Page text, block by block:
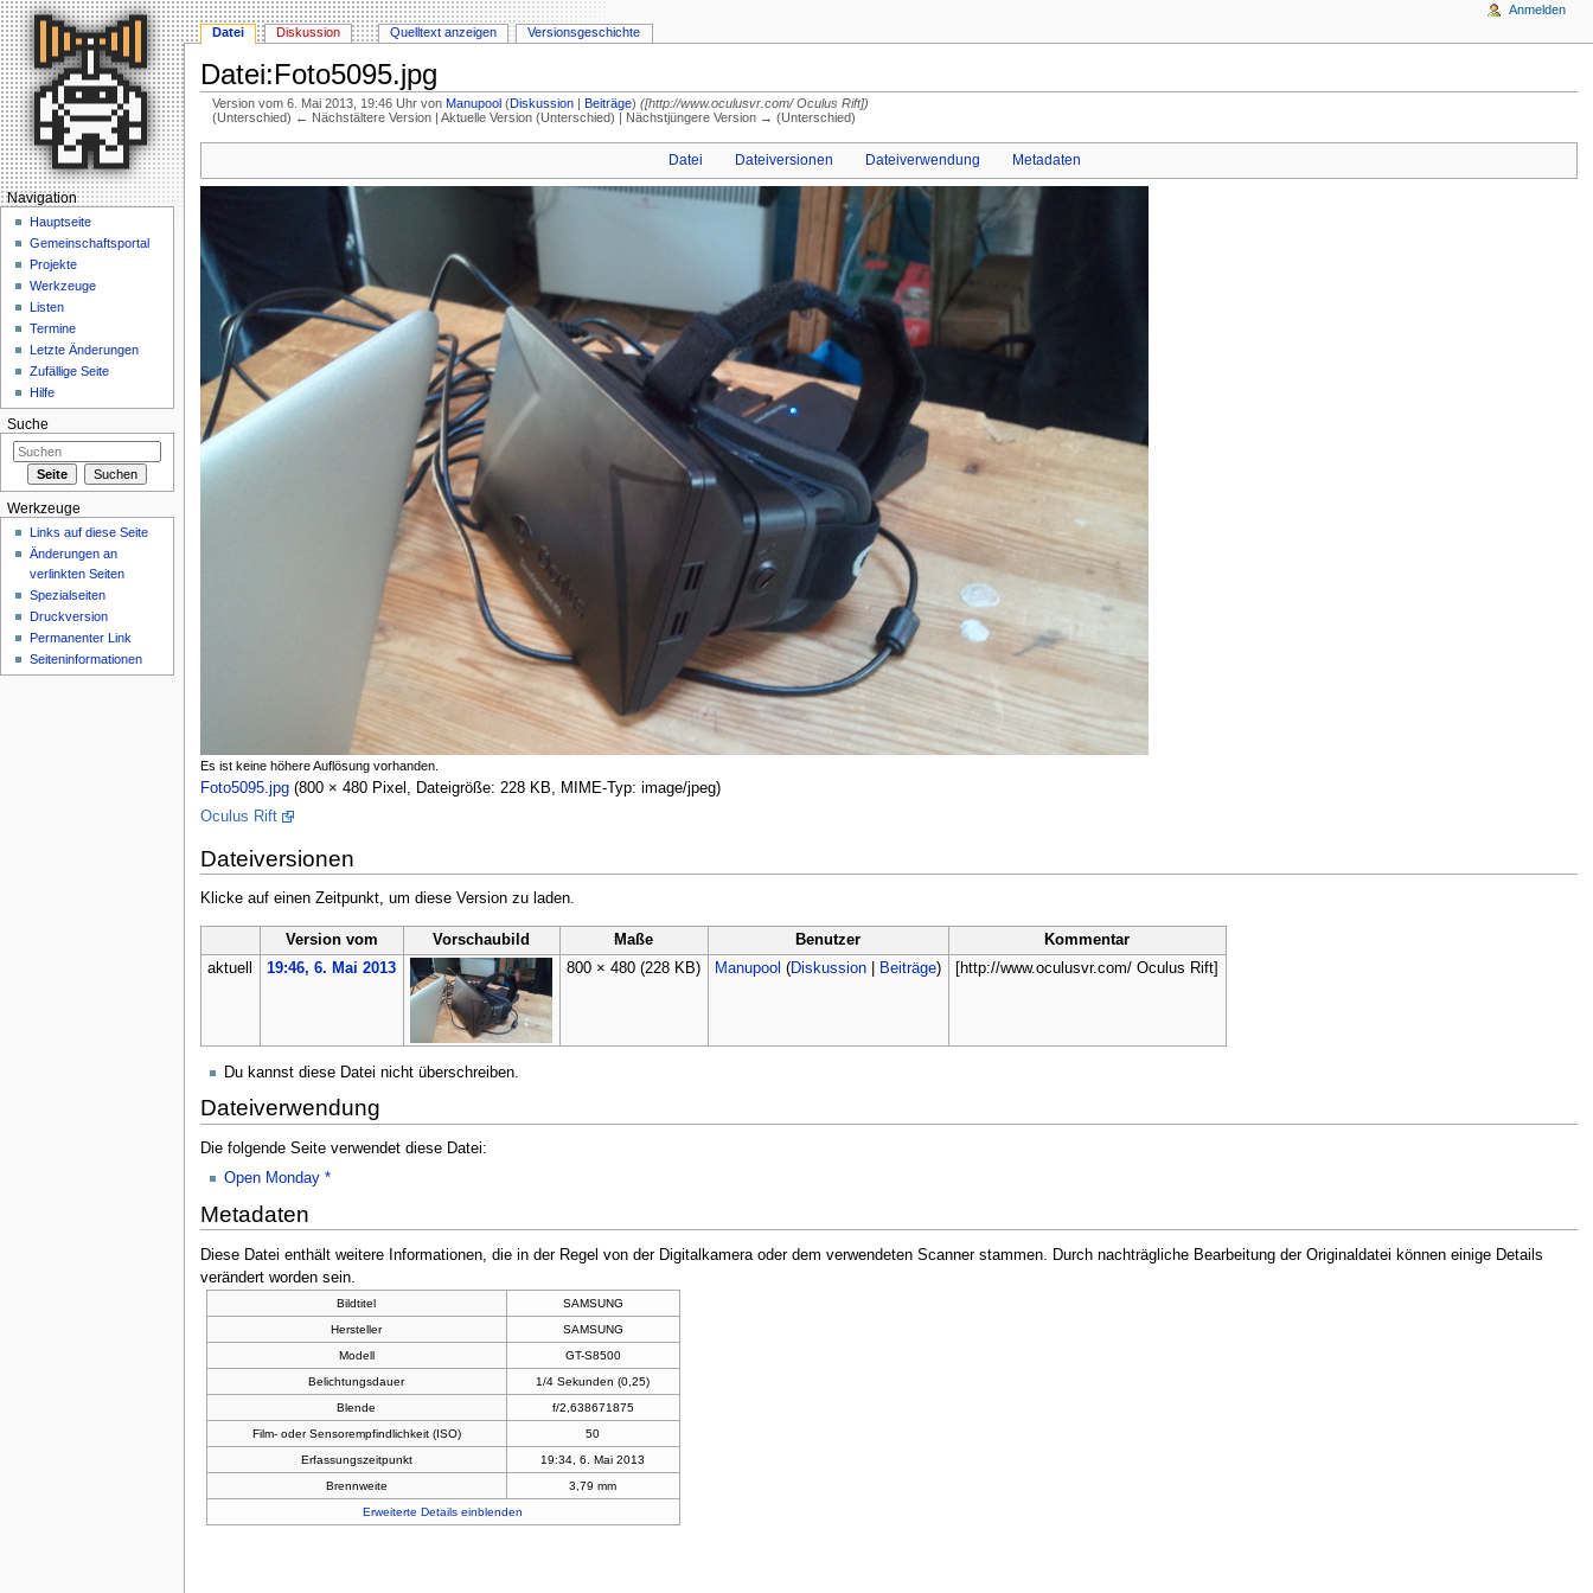
Datei:Foto5095.jpg
Version vom 6. Mai 2013, 19:46 Uhr vonManupool (Diskussion |Beiträge) ([http://www.oculusvr.com/ Oculus Rift])
(Unterschied) ← Nächstältere Version | Aktuelle Version (Unterschied) | Nächstjüngere Version → (Unterschied)
Datei
Dateiversionen Dateiverwendung Metadaten
Es ist keine höhere Auflösung vorhanden.
Foto5095.jpg‎ (800 × 480 Pixel, Dateigröße: 228 KB, MIME-Typ: image/jpeg)
Oculus Rift
Dateiversionen
Klicke auf einen Zeitpunkt, um diese Version zu laden.
Version vom Vorschaubild Maße Benutzer
Kommentar
aktuell
19:46, 6. Mai 2013 800 × 480 (228 KB) Manupool (Diskussion| Beiträge) [http://www.oculusvr.com/ Oculus Rift]
Du kannst diese Datei nicht überschreiben.
Dateiverwendung
Die folgende Seite verwendet diese Datei:
Open Monday *
Metadaten
Diese Datei enthält weitere Informationen, die in der Regel von der Digitalkamera oder dem verwendeten Scanner stammen. Durch nachträgliche Bearbeitung der Originaldatei können einige Details
verändert worden sein.
Bildtitel
SAMSUNG
Hersteller
SAMSUNG
Modell
GT-S8500
Belichtungsdauer
1/4 Sekunden (0,25)
Blende
f/2,638671875
Film- oder Sensorempfindlichkeit (ISO)
50
Erfassungszeitpunkt
19:34, 6. Mai 2013
Brennweite
3,79 mm
Erweiterte Details einblenden
Datei Diskussion Quelltext anzeigen Versionsgeschichte
Anmelden
Navigation
Hauptseite
Gemeinschaftsportal
Projekte
Werkzeuge
Listen
Termine
Letzte Änderungen
Zufällige Seite
Hilfe
Suche
Werkzeuge
Links auf diese Seite
Änderungen an
verlinkten Seiten
Spezialseiten
Druckversion
Permanenter Link
Seiten­informationen